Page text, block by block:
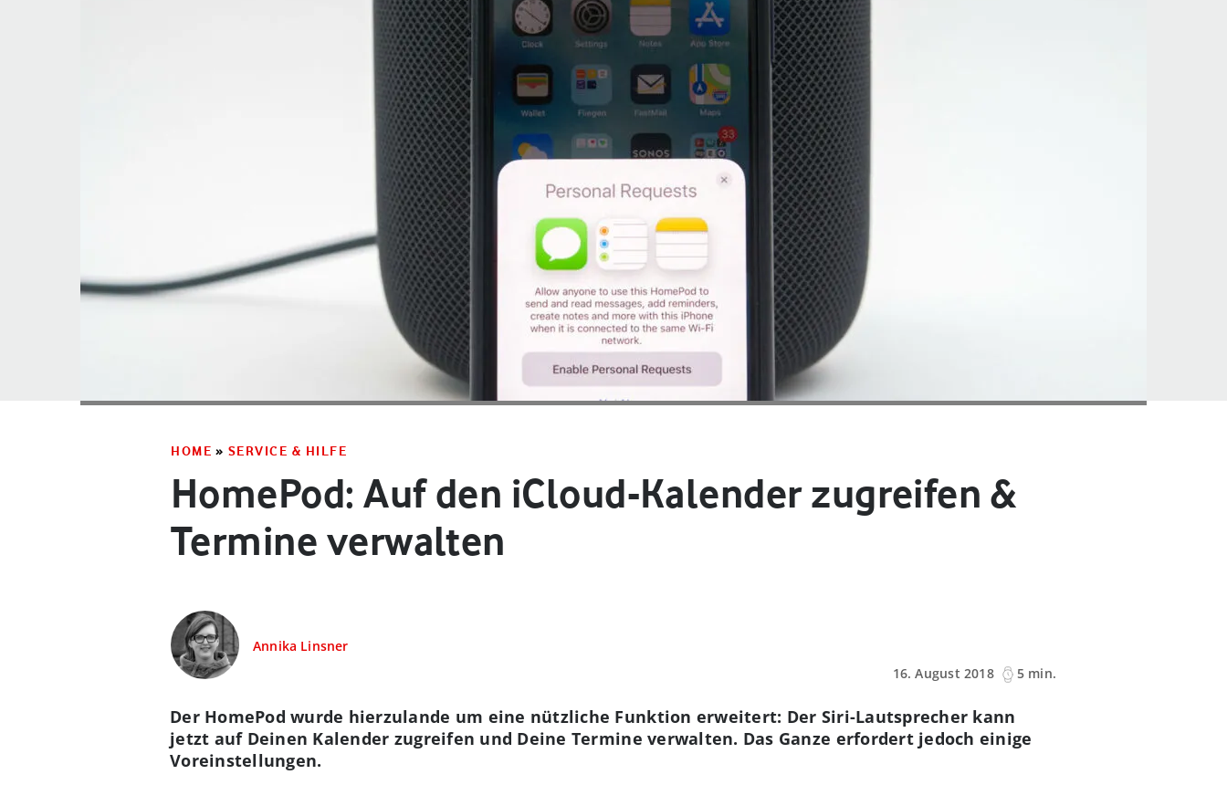
HOME » SERVICE & HILFE
HomePod: Auf den iCloud-Kalender zugreifen &
Termine verwalten
Annika Linsner
16. August 2018
5 min.
Der HomePod wurde hierzulande um eine nützliche Funktion erweitert: Der Siri-Lautsprecher kann
jetzt auf Deinen Kalender zugreifen und Deine Termine verwalten. Das Ganze erfordert jedoch einige
Voreinstellungen.